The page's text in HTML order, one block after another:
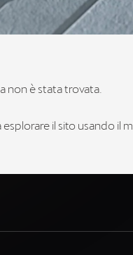
non è stata trovata.
il sito usando il